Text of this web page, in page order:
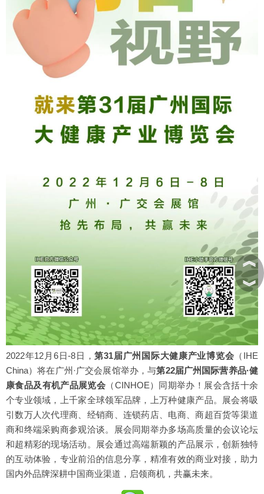
2022年12月6日-8日，第31届广州国际大健康产业博览会 （IHE
China）将在广州·广交会展馆举办，与第22届广州国际营养品·健
康食品及有机产品展览会 （CINHOE） 同期举办！展会含括十余
个专业领域，上千家全球领军品牌，上万种健康产品。展会将吸
引数万人次代理商、经销商、连锁药店、电商、商超百货等渠道
商和终端采购商参观洽谈。展会同期举办多场高质量的会议论坛
和超精彩的现场活动。展会通过高端新颖的产品展示，创新独特
的互动体验，专业前沿的信息分享，精准有效的商业对接，助力
国内外品牌深耕中国商业渠道，启领商机，共赢未来。
︽
︾